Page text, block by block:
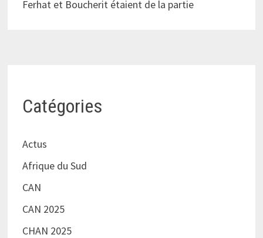
Ferhat et Boucherit étaient de la partie
Catégories
Actus
Afrique du Sud
CAN
CAN 2025
CHAN 2025